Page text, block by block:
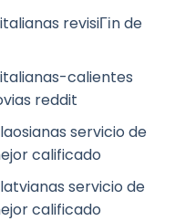
revisiГіn de
calientes
reddit
servicio de
calificado
servicio de
calificado